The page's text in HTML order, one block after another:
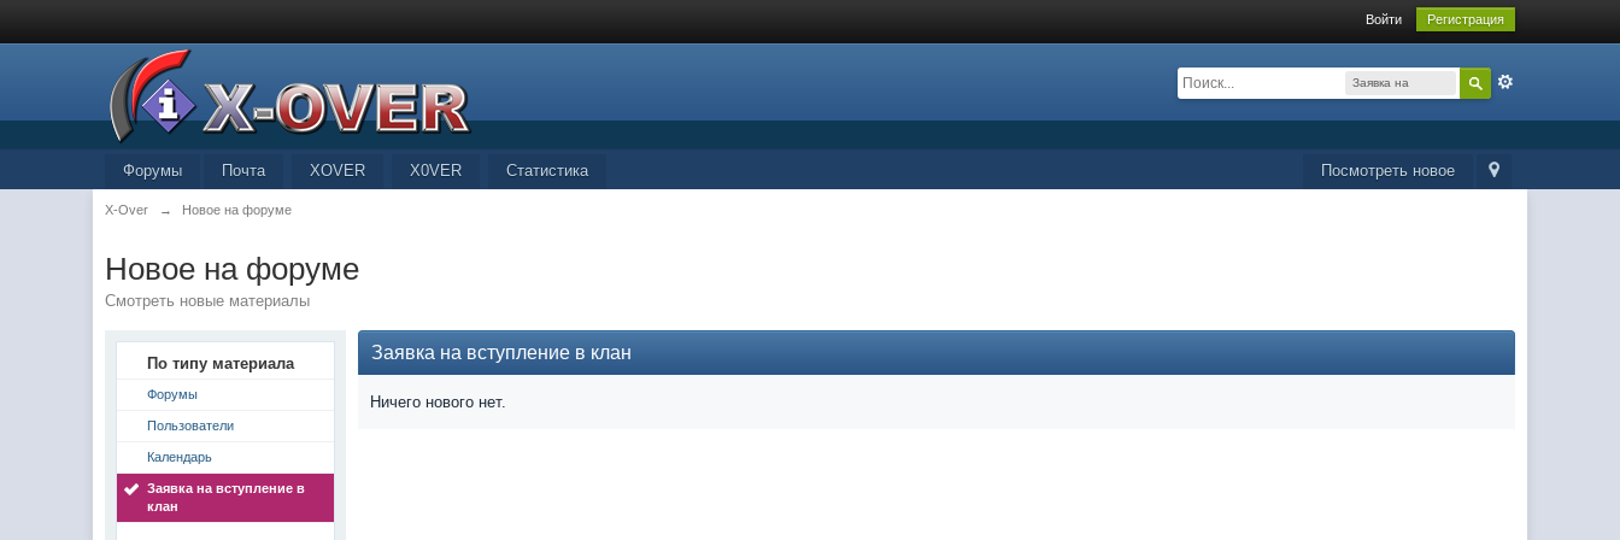
Войти Регистрация
Заявка на
Посмотреть новое
Почта XOVER X0VER Статистика
Форумы
X-Over → Новое на форуме
Новое на форуме
Смотреть новые материалы
По типу материала
Форумы
Пользователи
Календарь
Заявка на вступление в
клан
Заявка на вступление в клан
Ничего нового нет.